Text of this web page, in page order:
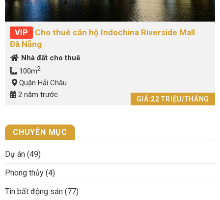
VIP
Cho thuê căn hộ Indochina Riverside Mall
Đà Nẵng
Nhà đất cho thuê
100m2
Quận Hải Châu
2 năm trước
GIÁ:22 TRIỆU/THÁNG
CHUYÊN MỤC
Dự án (49)
Phong thủy (4)
Tin bất động sản (77)